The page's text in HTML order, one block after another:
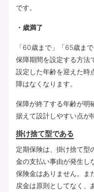
です。
・歳満了
「60歳まで」「65歳ま
保障期間を設定する方法
設定した年齢を迎えた時
障はなくなります。
保障が終了する年齢が明
据えて設計しやすい点が
掛け捨て型である
定期保険は、掛け捨て型
金の支払い事由が発生し
保険金はありません。ま
戻金は原則としてなく、